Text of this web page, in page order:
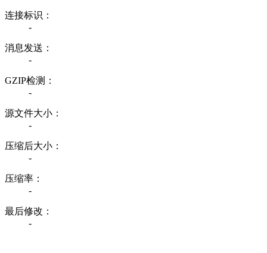
连接标识：
-
消息发送：
-
GZIP检测：
-
源文件大小：
-
压缩后大小：
-
压缩率：
-
最后修改：
-